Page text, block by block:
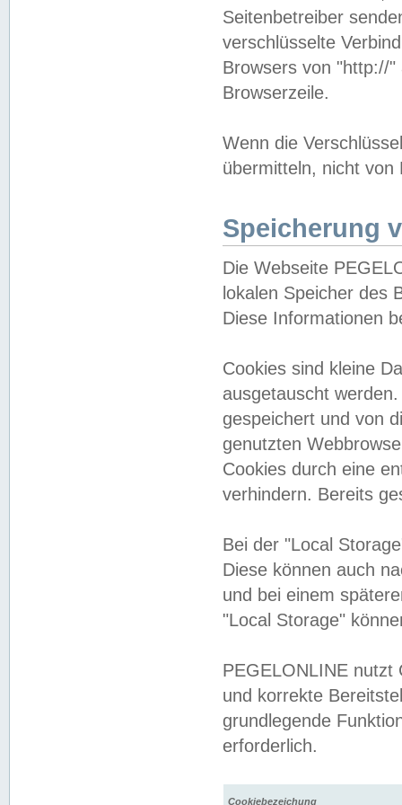
Seitenbetreiber
verschlüsselte
Browsers von "http://
Browserzeile.
Wenn die
übermitteln, nicht von
Speicherung
Die Webseite
lokalen Speicher des
Diese Informationen
Cookies sind kleine
ausgetauscht
gespeichert und von
genutzten
Cookies durch eine
verhindern. Bereits
Bei der "Local
Diese können auch
und bei einem
"Local Storage"
PEGELONLINE nutzt
und korrekte
grundlegende
erforderlich.
Cookiebezeichung